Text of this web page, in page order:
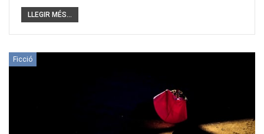
LLEGIR MÉS...
Ficció